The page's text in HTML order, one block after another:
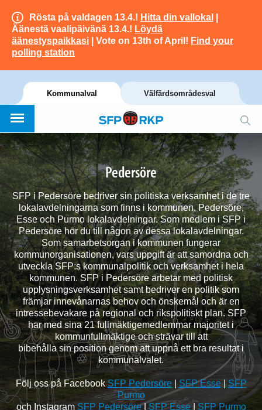
Rösta på valdagen 13.4.! Hitta din vallokal
Äänestä vaalipäivänä 13.4.! Löydä
äänestyspaikkasi | Vote on 13th of April! Find your
polling station
Kommunalval Välfärdsområdesval
Pedersöre
SFP i Pedersöre bedriver sin politiska verksamhet i de tre
lokalavdelningarna som finns i kommunen, Pedersöre,
Esse och Purmo lokalavdelningar. Som medlem i SFP i
Pedersöre hör du till någon av dessa lokalavdelningar.
Som samarbetsorgan i kommunen fungerar
kommunorganisationen, vars uppgift är att samordna och
utveckla SFP:s kommunalpolitik och verksamhet i hela
kommunen. SFP i Pedersöre arbetar med politisk
upplysningsverksamhet samt bedriver en politik som
främjar innevånarnas behov och önskemål och är en
intressebevakare på regional och rikspolitiskt plan. SFP
har med sina 21 fullmäktigemedlemmar majoritet i
kommunfullmäktige och strävar till att
bibehålla sin position genom att uppnå ett bra resultat i
kommunalvalet.
Följ oss på Facebook SFP Pedersöre| SFP Esse| SFP
Purmo
och Instagram SFP Pedersöre|SFP Esse| SFP Purmo